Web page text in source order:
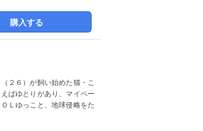
購入する
２６）が飼い始めた猫・こ
ばゆとりがあり、マイペー
Ｌゆっこと、地球侵略をた